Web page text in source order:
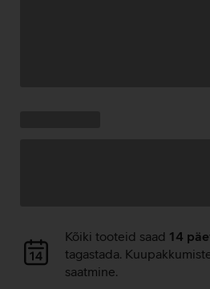
Andmete
laadimine
Kõiki tooteid saad 14
tagastada.
saatmine.